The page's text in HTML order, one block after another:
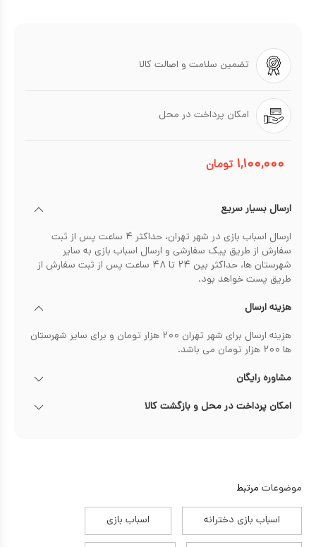
تضمین سلامت و اصالت کالا
امکان پرداخت در محل
۱,۱۰۰,۰۰۰ تومان
ارسال بسیار سریع
ارسال اسباب بازی در شهر تهران، حداکثر ۴ ساعت پس از ثبت
سفارش از طریق پیک سفارشی و ارسال اسباب بازی به سایر
شهرستان ها، حداکثر بین ۲۴ تا ۴۸ ساعت پس از ثبت سفارش از
طریق پست خواهد بود.
هزینه ارسال
هزینه ارسال برای شهر تهران ۲۰۰ هزار تومان و برای سایر شهرستان
ها ۲۰۰ هزار تومان می باشد.
مشاوره رایگان
امکان پرداخت در محل و بازگشت کالا
موضوعات مرتبط
اسباب بازی دخترانه اسباب بازی